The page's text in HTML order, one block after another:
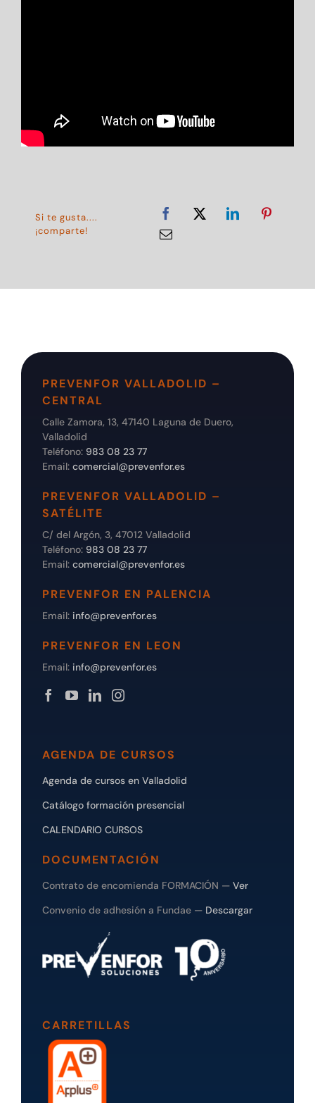
Si te gusta....
¡comparte!
PREVENFOR VALLADOLID –
CENTRAL
Calle Zamora, 13, 47140 Laguna de Duero,
Valladolid
Teléfono: 983 08 23 77
Email: comercial@prevenfor.es
PREVENFOR VALLADOLID –
SATÉLITE
C/ del Argón, 3, 47012 Valladolid
Teléfono: 983 08 23 77
Email: comercial@prevenfor.es
PREVENFOR EN PALENCIA
Email: info@prevenfor.es
PREVENFOR EN LEON
Email: info@prevenfor.es
AGENDA DE CURSOS
Agenda de cursos en Valladolid
Catálogo formación presencial
CALENDARIO CURSOS
DOCUMENTACIÓN
Contrato de encomienda FORMACIÓN — Ver
Convenio de adhesión a Fundae — Descargar
CARRETILLAS